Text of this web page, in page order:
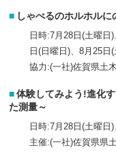
しゃべるのホルホルに
日時:7月28日(土曜日
日(日曜日)、8月25日
協力:(一社)佐賀県土
体験してみよう!進化
た測量～
日時:7月28日(土曜日
主催:(一社)佐賀県県